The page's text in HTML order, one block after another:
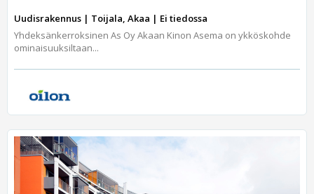
Uudisrakennus | Toijala, Akaa | Ei tiedossa
Yhdeksänkerroksinen As Oy Akaan Kinon Asema on ykköskohde
ominaisuuksiltaan...